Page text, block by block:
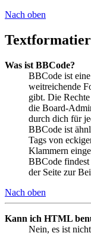
Nach oben
Was ist BBCode?
BBCode ist
weitreichende
gibt. Die
die Board-
durch dich für
BBCode ist
Tags von
Klammern
BBCode findest
der Seite zur
Nach oben
Kann ich HTML
Nein, es ist